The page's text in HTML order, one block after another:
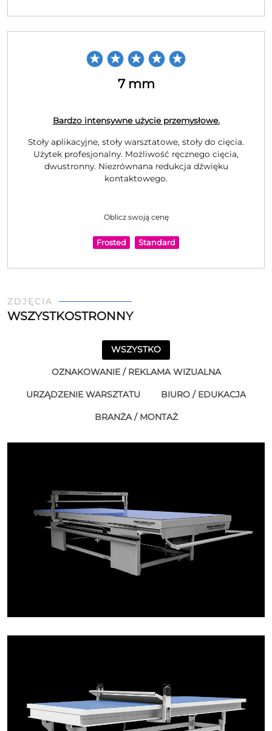
7 mm
Bardzo intensywne użycie przemysłowe.
Stoły aplikacyjne, stoły warsztatowe, stoły do cięcia.
Użytek profesjonalny. Możliwość ręcznego cięcia,
dwustronny. Niezrównana redukcja dźwięku
kontaktowego.
Oblicz swoją cenę
Frosted Standard
ZDJĘCIA
WSZYSTKOSTRONNY
WSZYSTKO
OZNAKOWANIE / REKLAMA WIZUALNA
URZĄDZENIE WARSZTATU BIURO / EDUKACJA
BRANŻA / MONTAŻ